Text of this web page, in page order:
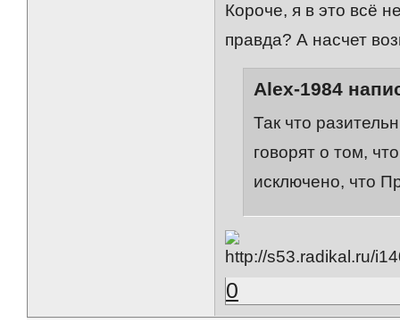
Короче, я в это всё
правда? А насчет
Alex-1984
Так что
говорят о том,
исключено, что
0